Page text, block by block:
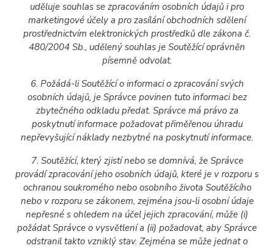
uděluje souhlas se zpracováním osobních údajů i pro
marketingové účely a pro zasílání obchodních sdělení
prostřednictvím elektronických prostředků dle zákona č.
480/2004 Sb., udělený souhlas je Soutěžící oprávněn
písemně odvolat.
6. Požádá-li Soutěžící o informaci o zpracování svých
osobních údajů, je Správce povinen tuto informaci bez
zbytečného odkladu předat. Správce má právo za
poskytnutí informace požadovat přiměřenou úhradu
nepřevyšující náklady nezbytné na poskytnutí informace.
7. Soutěžící, který zjistí nebo se domnívá, že Správce
provádí zpracování jeho osobních údajů, které je v rozporu s
ochranou soukromého nebo osobního života Soutěžícího
nebo v rozporu se zákonem, zejména jsou-li osobní údaje
nepřesné s ohledem na účel jejich zpracování, může (i)
požádat Správce o vysvětlení a (ii) požadovat, aby Správce
odstranil takto vzniklý stav. Zejména se může jednat o